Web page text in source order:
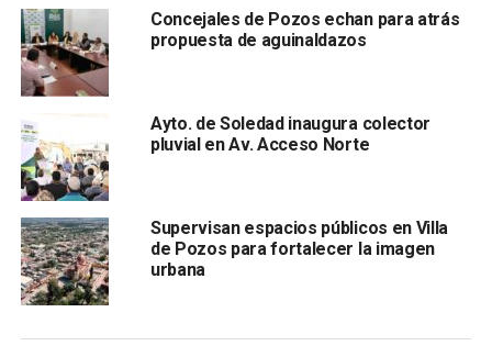
, y la propia dirigencia, también del PAN, el partido de
extracción del alcalde capitalino.
Ante la insistencia de los reporteros para que respondiera
sobre el caso, el alcalde reiteró que él no destituirá a
Pérez García, ni lo solicitará al cuerpo edilicio del
Ayuntamiento local: “No, no va a suceder eso”.
como laFiscalía General del Estado, la Comisión
Concejales de Pozos echan para atrás
propuesta de aguinaldazos
Ayto. de Soledad inaugura colector
pluvial en Av. Acceso Norte
Supervisan espacios públicos en Villa
de Pozos para fortalecer la imagen
urbana